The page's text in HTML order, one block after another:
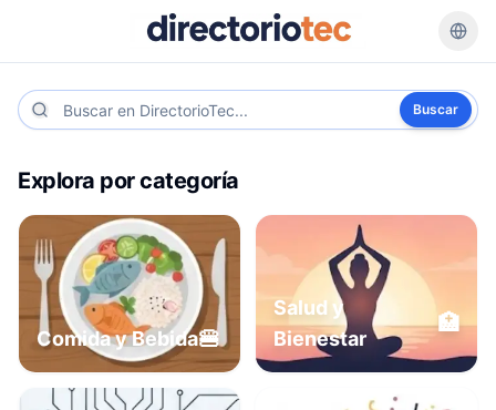
Buscar
Explora por categoría
Comida y Bebida🍔
Salud y
Bienestar
🏥